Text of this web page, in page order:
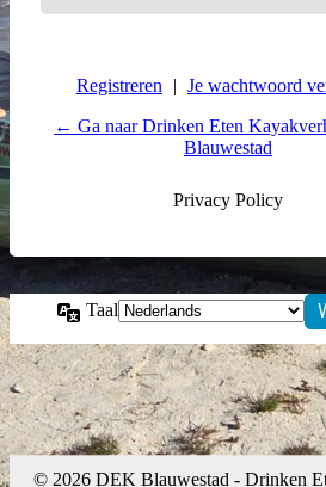
Registreren | Je wachtwoord
← Ga naar Drinken Eten
Blauwestad
Privacy Policy
Taal
© 2026 DEK Blauwestad - Drinken